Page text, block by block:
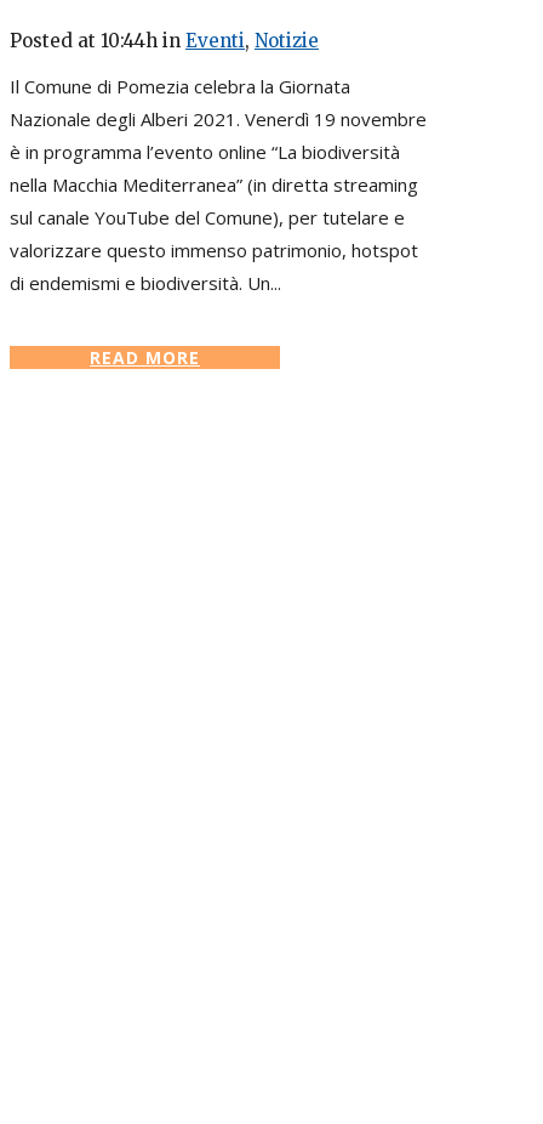
Posted at 10:44h in Eventi, Notizie
Il Comune di Pomezia celebra la Giornata
Nazionale degli Alberi 2021. Venerdì 19 novembre
è in programma l’evento online “La biodiversità
nella Macchia Mediterranea” (in diretta streaming
sul canale YouTube del Comune), per tutelare e
valorizzare questo immenso patrimonio, hotspot
di endemismi e biodiversità. Un...
READ MORE